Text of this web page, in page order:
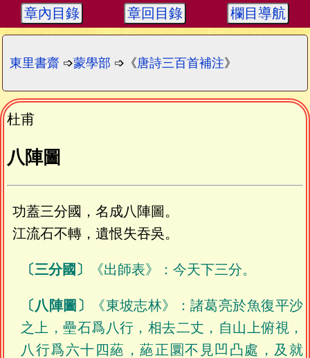
章內目錄 章回目錄 欄目導航
東里書齋 ➩蒙學部 ➩《唐詩三百首補注》
杜甫
八陣圖
功蓋三分國，名成八陣圖。
江流石不轉，遺恨失吞吳。
〔三分國〕 《出師表》：今天下三分。
〔八陣圖〕
《東坡志林》：諸葛亮於魚復平沙
之上，壘石爲八行，相去二丈，自山上俯視，
八行爲六十四蕝，蕝正圜不見凹凸處，及就